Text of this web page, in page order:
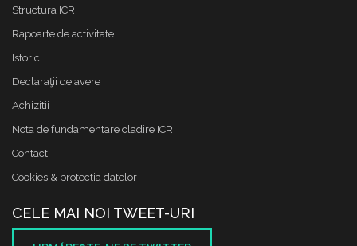
Structura ICR
Rapoarte de activitate
Istoric
Declaraţii de avere
Achizitii
Nota de fundamentare cladire ICR
Contact
Cookies & protectia datelor
CELE MAI NOI TWEET-URI